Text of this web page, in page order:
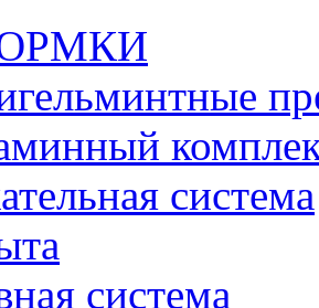
система
система